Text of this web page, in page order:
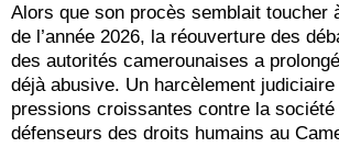
Alors que son procès semblait toucher
de l’année 2026, la réouverture des
des autorités camerounaises a
déjà abusive. Un harcèlement
pressions croissantes contre la
défenseurs des droits humains au